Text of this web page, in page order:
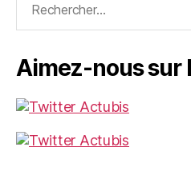
Aimez-nous sur